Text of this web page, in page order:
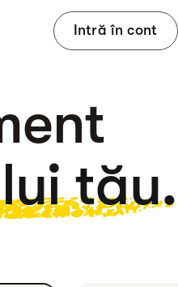
Intră în cont
tău.